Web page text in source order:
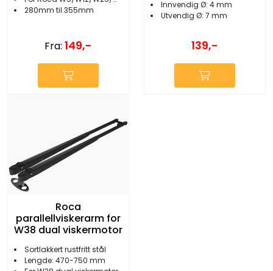
280mm til 355mm
Fra: 149,-
Innvendig Ø: 4 mm
Utvendig Ø: 7 mm
139,-
Roca
parallellviskerarm for
W38 dual viskermotor
Sortlakkert rustfritt stål
Lengde: 470-750 mm